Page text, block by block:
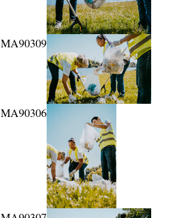
MA90309
MA90306